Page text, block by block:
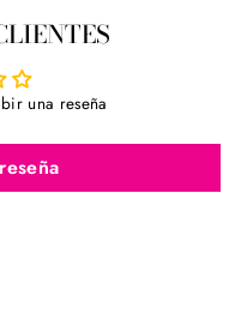
Twitter
una reseña